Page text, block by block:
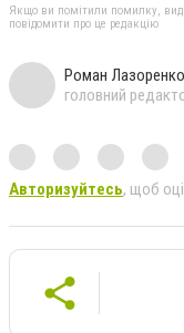
Якщо ви помітили помилку,
повідомити про це редакцію
Роман Лазоренко
головний
Авторизуйтесь, щоб